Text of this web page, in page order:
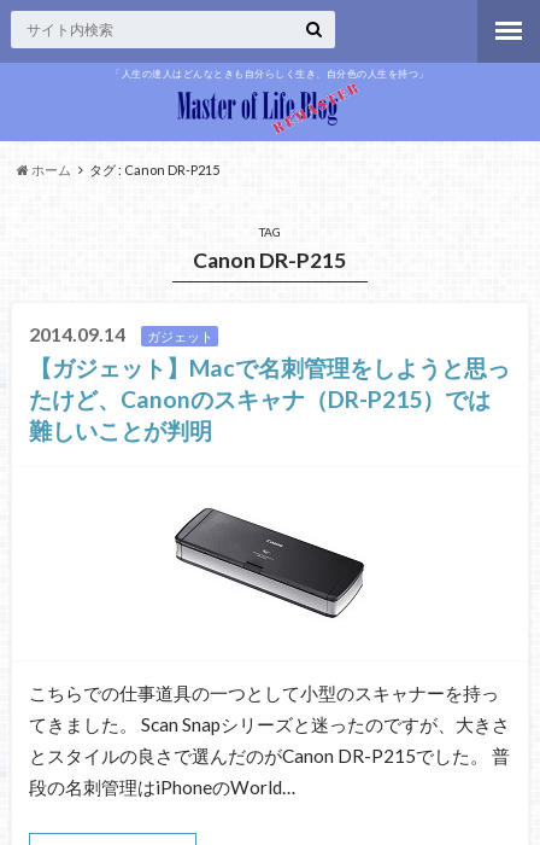
「人生の達人はどんなときも自分らしく生き、自分色の人生を持つ」
ホーム タグ : Canon DR-P215
TAG
Canon DR-P215
2014.09.14 ガジェット
【ガジェット】Macで名刺管理をしようと思っ
たけど、Canonのスキャナ（DR-P215）では
難しいことが判明
こちらでの仕事道具の一つとして小型のスキャナーを持っ
てきました。 Scan Snapシリーズと迷ったのですが、大きさ
とスタイルの良さで選んだのがCanon DR-P215でした。 普
段の名刺管理はiPhoneのWorld…